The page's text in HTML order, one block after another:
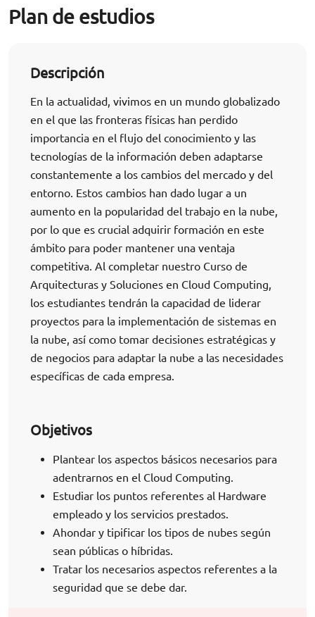
Plan de estudios
Descripción
En la actualidad, vivimos en un mundo globalizado
en el que las fronteras físicas han perdido
importancia en el flujo del conocimiento y las
tecnologías de la información deben adaptarse
constantemente a los cambios del mercado y del
entorno. Estos cambios han dado lugar a un
aumento en la popularidad del trabajo en la nube,
por lo que es crucial adquirir formación en este
ámbito para poder mantener una ventaja
competitiva. Al completar nuestro Curso de
Arquitecturas y Soluciones en Cloud Computing,
los estudiantes tendrán la capacidad de liderar
proyectos para la implementación de sistemas en
la nube, así como tomar decisiones estratégicas y
de negocios para adaptar la nube a las necesidades
específicas de cada empresa.
Objetivos
Plantear los aspectos básicos necesarios para
adentrarnos en el Cloud Computing.
Estudiar los puntos referentes al Hardware
empleado y los servicios prestados.
Ahondar y tipificar los tipos de nubes según
sean públicas o híbridas.
Tratar los necesarios aspectos referentes a la
seguridad que se debe dar.